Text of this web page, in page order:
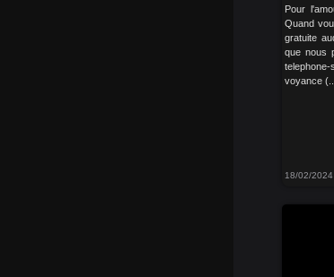
Pour
Quand
gratuite
que nous
voyance
18/02/